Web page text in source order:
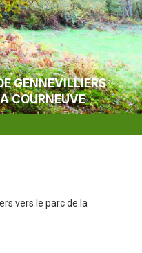
GENNEVILLIERS
COURNEUVE
vers le parc de la